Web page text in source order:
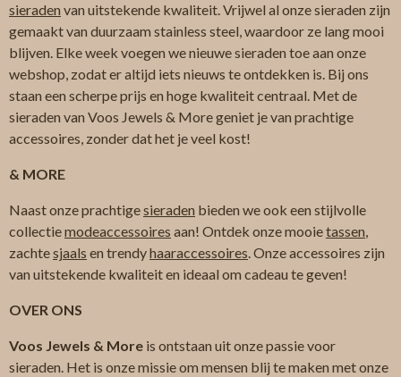
sieraden van uitstekende kwaliteit. Vrijwel al onze sieraden zijn
gemaakt van duurzaam stainless steel, waardoor ze lang mooi
blijven. Elke week voegen we nieuwe sieraden toe aan onze
webshop, zodat er altijd iets nieuws te ontdekken is. Bij ons
staan een scherpe prijs en hoge kwaliteit centraal. Met de
sieraden van Voos Jewels & More geniet je van prachtige
accessoires, zonder dat het je veel kost!
& MORE
Naast onze prachtigesieraden bieden we ook een stijlvolle
collectiemodeaccessoires aan! Ontdek onze mooietassen,
zachtesjaals en trendyhaaraccessoires. Onze accessoires zijn
van uitstekende kwaliteit en ideaal om cadeau te geven!
OVER ONS
Voos Jewels & More is ontstaan uit onze passie voor
sieraden. Het is onze missie om mensen blij te maken met onze